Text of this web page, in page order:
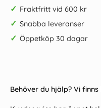
✓ Fraktfritt vid 600 kr
✓ Snabba leveranser
✓ Öppetköp 30 dagar
Behöver du hjälp? Vi finns